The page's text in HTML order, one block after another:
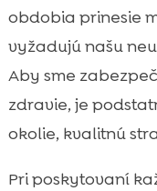
obdobia prinesie
vyžadujú našu
Aby sme
zdravie, je
okolie, kvalitnú
Pri poskytovaní